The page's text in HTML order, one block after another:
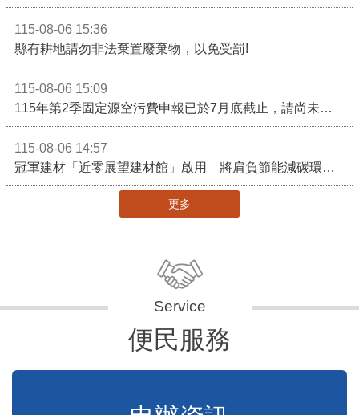
115-08-06 15:36
縣有耕地請勿非法棄置廢棄物，以免受罰!
115-08-06 15:09
115年第2季固定源空污費申報已於7月底截止，請尚未申報公私場所儘速完成申繳，以免面臨滯納金及罰鍰!
115-08-06 14:57
冠軍建材「近零展望建材館」啟用 將肩負節能減碳環境教育重任
更多
便民服務